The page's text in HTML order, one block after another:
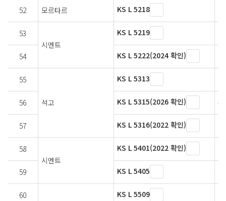
52 모르타르 KS L 5218
53
시멘트
KS L 5219
54 KS L 5222(2024 확인)
55
석고
KS L 5313
56 KS L 5315(2026 확인)
57 KS L 5316(2022 확인)
58
시멘트
KS L 5401(2022 확인)
59 KS L 5405
60
KS L 5509